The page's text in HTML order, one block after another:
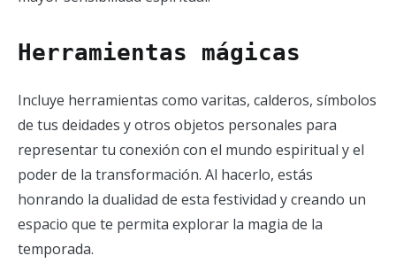
Herramientas mágicas
Incluye herramientas como varitas, calderos, símbolos
de tus deidades y otros objetos personales para
representar tu conexión con el mundo espiritual y el
poder de la transformación. Al hacerlo, estás
honrando la dualidad de esta festividad y creando un
espacio que te permita explorar la magia de la
temporada.